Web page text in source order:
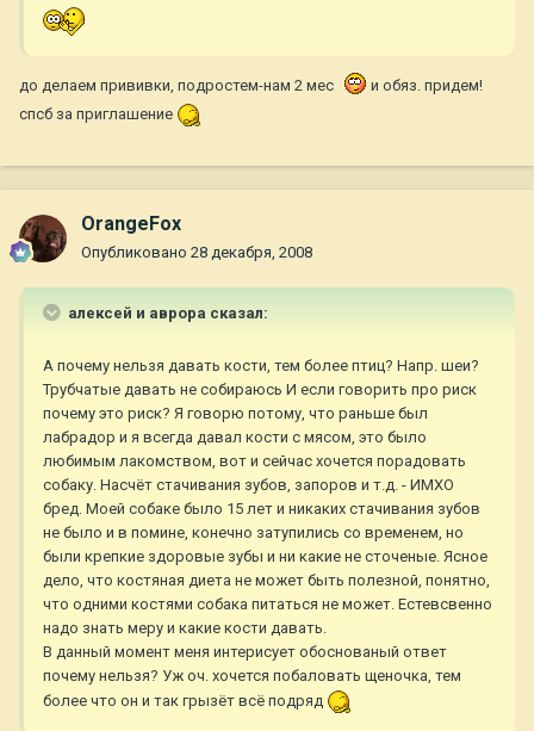
до делаем прививки, подростем-нам 2 мес
и обяз. придем!
спсб за приглашение
OrangeFox
Опубликовано 28 декабря, 2008
алексей и аврора сказал:
А почему нельзя давать кости, тем более птиц? Напр. шеи?
Трубчатые давать не собираюсь И если говорить про риск
почему это риск? Я говорю потому, что раньше был
лабрадор и я всегда давал кости с мясом, это было
любимым лакомством, вот и сейчас хочется порадовать
собаку. Насчёт стачивания зубов, запоров и т.д. - ИМХО
бред. Моей собаке было 15 лет и никаких стачивания зубов
не было и в помине, конечно затупились со временем, но
были крепкие здоровые зубы и ни какие не сточеные. Ясное
дело, что костяная диета не может быть полезной, понятно,
что одними костями собака питаться не может. Естевсвенно
надо знать меру и какие кости давать.
В данный момент меня интерисует обоснованый ответ
почему нельзя? Уж оч. хочется побаловать щеночка, тем
более что он и так грызёт всё подряд